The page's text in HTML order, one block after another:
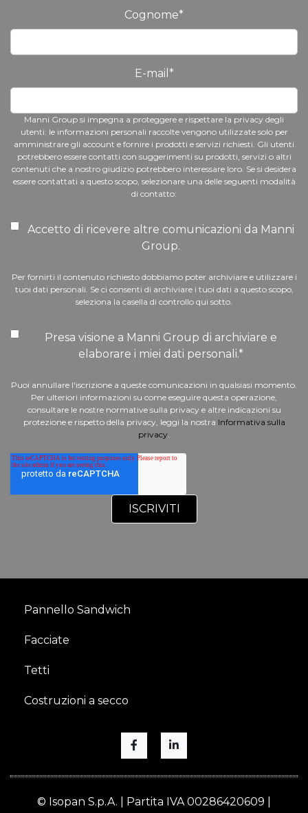
Cognome*
E-mail *
Manni Group si impegna a proteggere e rispettare la privacy degli
utenti: le informazioni personali raccolte vengono utilizzate solo per
amministrare gli account e fornire i prodotti e servizi richiesti. Gli utenti
potrebbero essere contatti con suggerimenti su prodotti, servizi o altri
contenuti che a nostro giudizio potrebbero interessare loro. Se si desidera
essere contattati a questo scopo, selezionare una delle seguenti modalità
di contatto:
Accetto di ricevere altre comunicazioni da Manni
Group.
Per fornirti il contenuto richiesto dobbiamo poter archiviare e utilizzare i
tuoi dati personali. Se ci consenti di archiviare i tuoi dati a questo scopo,
seleziona la casella di controllo qui sotto.
Presa visione a Manni Group di archiviare e
elaborare i miei dati personali.*
Puoi annullare l'iscrizione a queste comunicazioni in qualsiasi momento.
Per ulteriori informazioni su come eseguire questa operazione,
consultare le nostre normative sulla privacy e altre indicazioni su
protezione e rispetto della privacy, leggi la nostra Informativa sulla
privacy
Pannello Sandwich
Facciate
Tetti
Costruzioni a secco
© Isopan S.p.A. | Partita IVA 00286420609 |